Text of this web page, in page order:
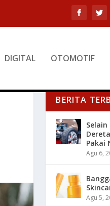
DIGITAL OTOMOTIF
BERITA
Pakai
Agu 6,
Agu 5,